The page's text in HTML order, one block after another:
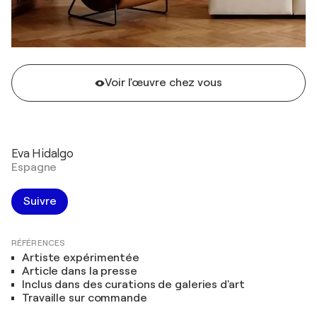
Voir l'œuvre chez vous
Eva Hidalgo
Espagne
Suivre
RÉFÉRENCES
Artiste expérimentée
Article dans la presse
Inclus dans des curations de galeries d'art
Travaille sur commande